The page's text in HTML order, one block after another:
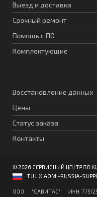
Выезд и доставка
Срочный ремонт
Помощь с ПО
Комплектующие
Восстановление данных
Цены
Статус заказа
Контакты
© 2026 СЕРВИСНЫЙ ЦЕНТР ПО
TUL.XIAOMI-RUSSIA-
ООО "CАВИТAC" ИНН: